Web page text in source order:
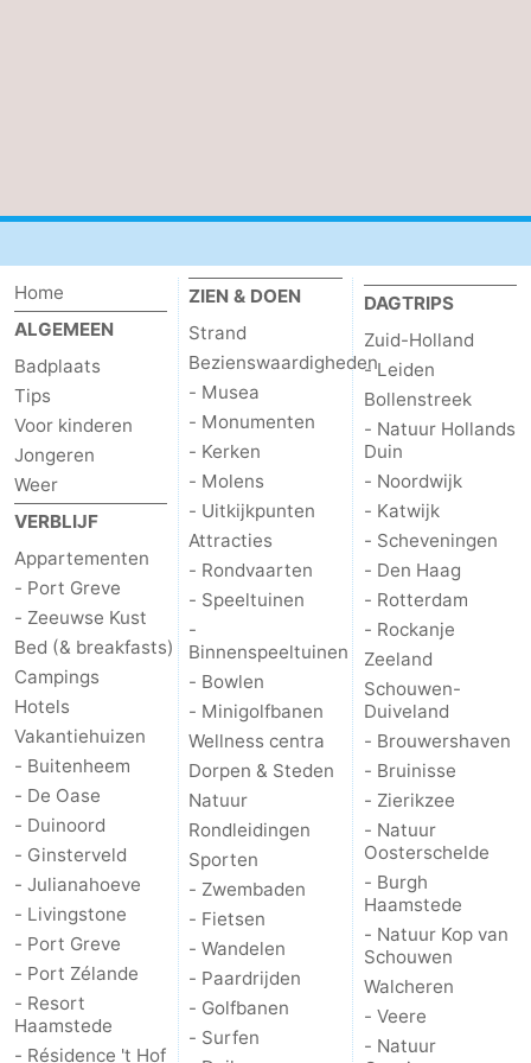
Musea
-
Monumenten
-
Kerken
-
Molens
-
Uitkijkpunten
Attracties
-
Rondvaarten
-
Speeltuinen
-
Binnenspeeltuinen
-
Minigolfbanen
Wellness
centra
Dorpen
&
Steden
Natuur
Rondleidingen
Sporten
Home
ALGEMEEN
Badplaats
Tips
Voor kinderen
Jongeren
Weer
VERBLIJF
Appartementen
- Port Greve
- Zeeuwse Kust
Bed (& breakfasts)
Campings
Hotels
Vakantiehuizen
- Buitenheem
- De Oase
- Duinoord
- Ginsterveld
- Julianahoeve
- Livingstone
- Port Greve
- Port Zélande
- Resort
Haamstede
- Résidence 't Hof
ZIEN & DOEN
Strand
Bezienswaardigheden
- Musea
- Monumenten
- Kerken
- Molens
- Uitkijkpunten
Attracties
- Rondvaarten
- Speeltuinen
-
Binnenspeeltuinen
- Bowlen
- Minigolfbanen
Wellness centra
Dorpen & Steden
Natuur
Rondleidingen
Sporten
- Zwembaden
- Fietsen
- Wandelen
- Paardrijden
- Golfbanen
- Surfen
DAGTRIPS
Zuid-Holland
- Leiden
Bollenstreek
- Natuur Hollands
Duin
- Noordwijk
- Katwijk
- Scheveningen
- Den Haag
- Rotterdam
- Rockanje
Zeeland
Schouwen-
Duiveland
- Brouwershaven
- Bruinisse
- Zierikzee
- Natuur
Oosterschelde
- Burgh
Haamstede
- Natuur Kop van
Schouwen
Walcheren
- Veere
- Natuur